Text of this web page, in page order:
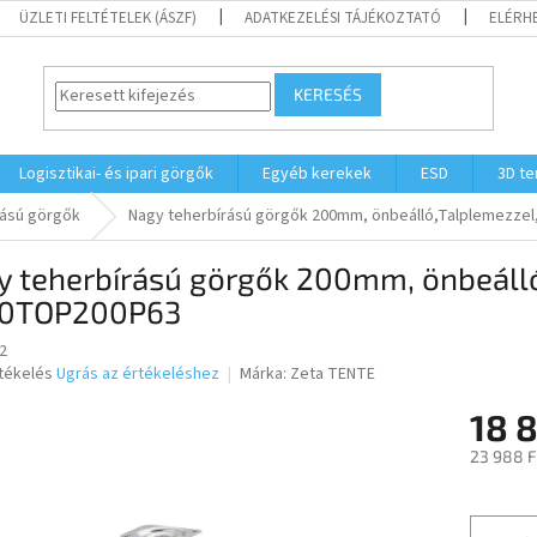
ÜZLETI FELTÉTELEK (ÁSZF) ADATKEZELÉSI TÁJÉKOZTATÓ
KERESÉS
Logisztikai- és ipari görgők Egyéb kerekek ESD 3D
görgők Nagy teherbírású görgők 200mm,
teherbírású görgők 200mm,
Ugrás az értékeléshez Márka: Zeta TENTE
18
23 988